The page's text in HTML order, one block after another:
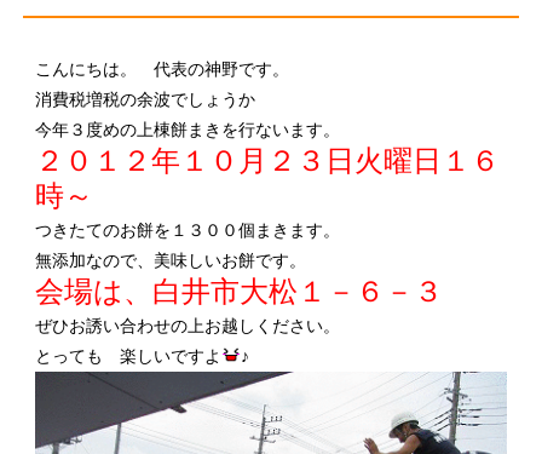
こんにちは。 代表の神野です。
消費税増税の余波でしょうか
今年３度めの上棟餅まきを行ないます。
２０１２年１０月２３日火曜日１６
時～
つきたてのお餅を１３００個まきます。
無添加なので、美味しいお餅です。
会場は、白井市大松１－６－３
ぜひお誘い合わせの上お越しください。
とっても 楽しいですよ
♪